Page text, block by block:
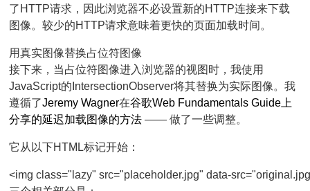
了HTTP请求，因此浏览器不必设置新的HTTP连接来下载
图像。较少的HTTP请求意味着更快的页面加载时间。
用真实图像替换占位符图像
接下来，当占位符图像进入浏览器的视图时，我使用
JavaScript的 IntersectionObserver将其替换为实际图像。我
遵循了Jeremy Wagner在谷歌Web Fundamentals Guide上
分享的延迟加载图像的方法 —— 做了一些调整。
它从以下HTML标记开始：